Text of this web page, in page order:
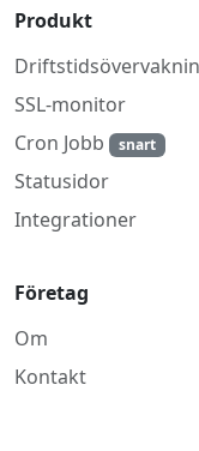
Produkt
SSL-monitor
Cron Jobb
snart
Statusidor
Integrationer
Företag
Om
Kontakt